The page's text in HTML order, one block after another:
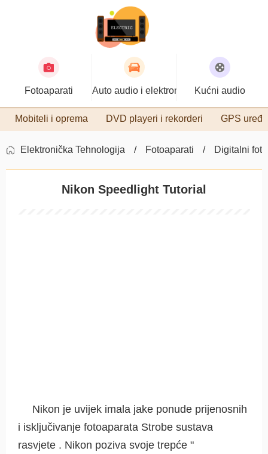
Fotoaparati Auto audio i elektronika Kućni audio
Mobiteli i oprema DVD playeri i rekorderi GPS
Elektronička Tehnologija Fotoaparati Digitalni
Nikon Speedlight Tutorial
Nikon je uvijek imala jake ponude prijenosnih
i isključivanje fotoaparata Strobe sustava
rasvjete . Nikon poziva svoje trepće "